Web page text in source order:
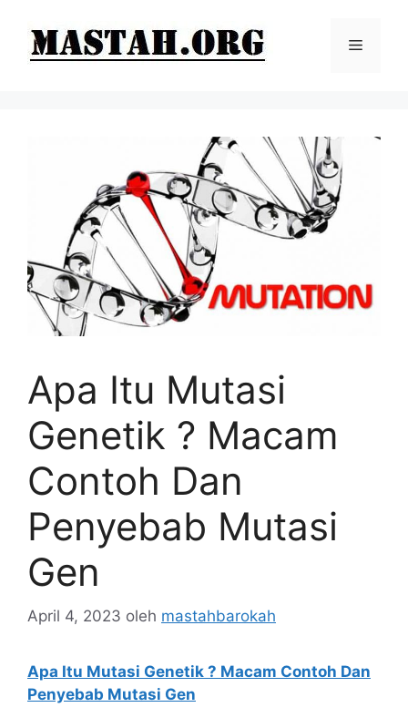
Menu
Apa Itu Mutasi
Genetik ? Macam
Contoh Dan
Penyebab Mutasi
Gen
April 4, 2023 oleh mastahbarokah
Apa Itu Mutasi Genetik ? Macam Contoh Dan
Penyebab Mutasi Gen